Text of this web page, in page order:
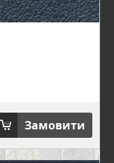
Замовити